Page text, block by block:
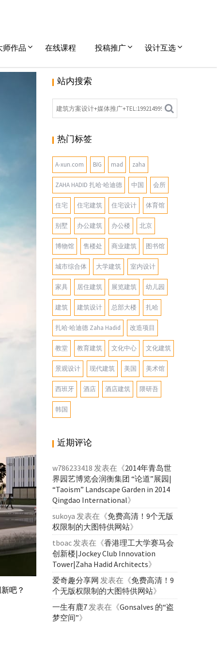
师作品 在线课程 投稿推广 设计互选
吧？
站内搜索
热门标签
A-xun.com BIG mad zaha
ZAHA HADID 扎哈·哈迪德 中国 会所
住宅 住宅建筑 住宅设计 体育馆
别墅 办公建筑 办公楼 北京
博物馆 售楼处 商业建筑 图书馆
城市综合体 大学建筑 室内设计
家具 居住建筑 展览建筑 幼儿园
建筑 建筑设计 总部大楼 扎哈
扎哈·哈迪德 Zaha Hadid 改造项目
教堂 教育建筑 文化中心 文化建筑
景观设计 现代建筑 美国 美术馆
西班牙 酒店 酒店建筑 隈研吾
韩国
近期评论
w786233418 发表在《2014年青岛世
界园艺博览会润衡集团 “论道”展园|
“Taoism” Landscape Garden in 2014
Qingdao International》
sukoya 发表在《免费高清！9个无版
权限制的大图特供网站》
tboac发表在《香港理工大学赛马会
创新楼|Jockey Club Innovation
Tower|Zaha Hadid Architects》
爱奇趣分享网 发表在《免费高清！9
个无版权限制的大图特供网站》
一生有鹿7发表在《Gonsalves 的“盗
梦空间”》